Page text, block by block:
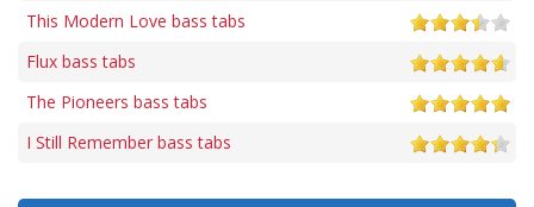
This Modern Love bass tabs
Flux bass tabs
The Pioneers bass tabs
I Still Remember bass tabs